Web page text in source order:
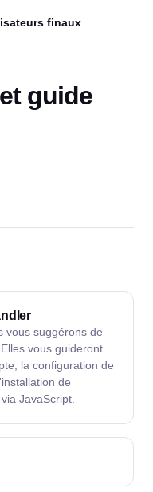
finaux
guide
vous suggérons de
vous guideront
la configuration de
de
JavaScript.